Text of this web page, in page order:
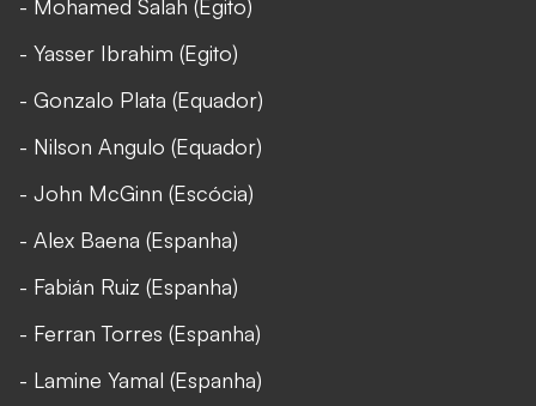
- Mohamed Salah (Egito)
- Yasser Ibrahim (Egito)
- Gonzalo Plata (Equador)
- Nilson Angulo (Equador)
- John McGinn (Escócia)
- Alex Baena (Espanha)
- Fabián Ruiz (Espanha)
- Ferran Torres (Espanha)
- Lamine Yamal (Espanha)